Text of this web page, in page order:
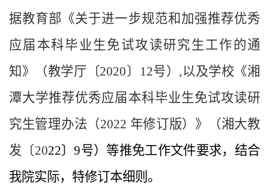
据教育部《关于进一步规范和加强推荐优秀
应届本科毕业生免试攻读研究生工作的通
知》（教学厅〔2020〕12号）,以及学校《湘
潭大学推荐优秀应届本科毕业生免试攻读研
究生管理办法（2022 年修订版）》（湘大教
发〔2022〕9号）等推免工作文件要求，结合
我院实际，特修订本细则。